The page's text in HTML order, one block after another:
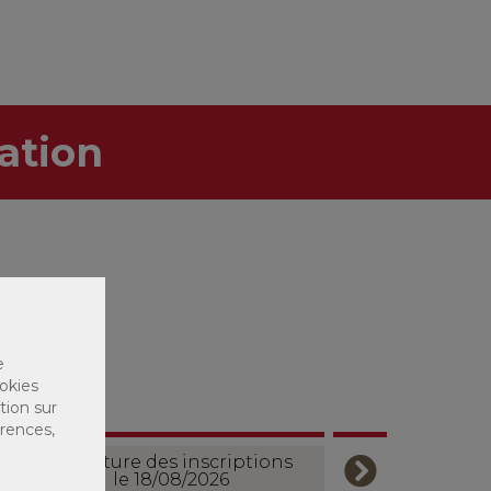
Ouverture des inscriptions
le 18/08/2026
sur